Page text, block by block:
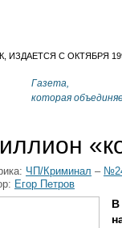
Газета,
которая
ЧП/Криминал –
Егор Петров